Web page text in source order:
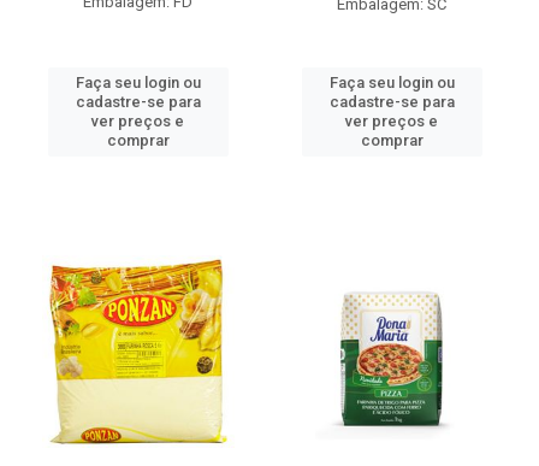
Faça seu login ou
cadastre-se para
ver preços e
comprar
Embalagem: SC
Faça seu login ou
cadastre-se para
ver preços e
comprar